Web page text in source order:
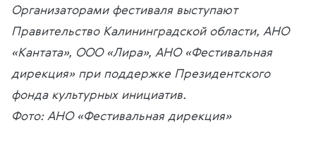
Организаторами фестиваля выступают
Правительство Калининградской области, АНО
«Кантата», ООО «Лира», АНО «Фестивальная
дирекция» при поддержке Президентского
фонда культурных инициатив.
Фото: АНО «Фестивальная дирекция»